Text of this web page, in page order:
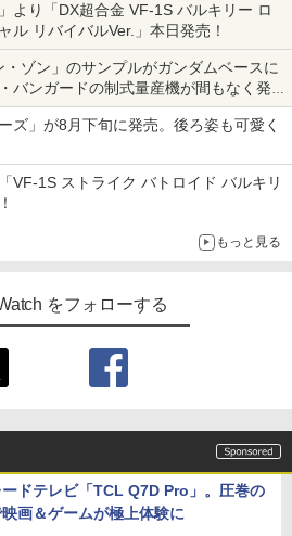
より「DX超合金 VF-1S バルキリー ロ
ル リバイバルVer.」本日発売！
・ゾン」のサンプルがガンダムベースに
バンガードの制式量産機が間もなく発送
ろし】
ズ」が8月下旬に発売。後ろ姿も可愛く
ーンやメーターなど4種がラインナップ
VF-1S ストライク バトロイド バルキリ
もっと見る
をフォローする
ドテレビ「TCL Q7D Pro」。圧巻の
画＆ゲームが極上体験に